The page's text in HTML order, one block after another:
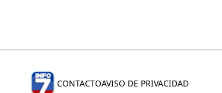
CONTACTOAVISO DE PRIVACIDAD